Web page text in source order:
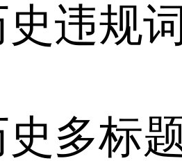
违规
多标